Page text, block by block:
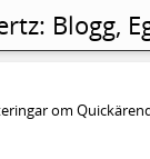
om
Blogg,